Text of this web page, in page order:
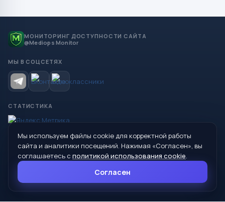
МОНИТОРИНГ ДОСТУПНОСТИ САЙТА
@Mediops Monitor
МЫ В СОЦСЕТЯХ
СТАТИСТИКА
© 2026 Управление образования Администрации МО
Сухой Лог
624800, Свердловская область, г. Сухой Лог, ул. Кирова, дом 7
8 (34373) 4-33-85
Мы используем файлы cookie для корректной работы
сайта и аналитики посещений. Нажимая «Согласен», вы
соглашаетесь с политикой использования cookie.
Согласен